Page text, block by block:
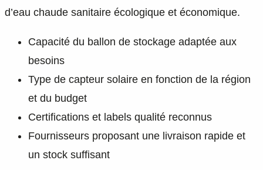
d’eau chaude sanitaire écologique et économique.
Capacité du ballon de stockage adaptée aux
besoins
Type de capteur solaire en fonction de la région
et du budget
Certifications et labels qualité reconnus
Fournisseurs proposant une livraison rapide et
un stock suffisant